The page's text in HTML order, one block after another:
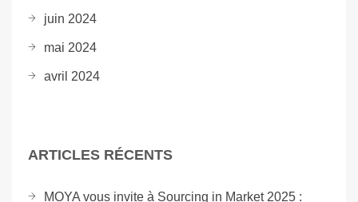
juin 2024
mai 2024
avril 2024
ARTICLES RÉCENTS
MOYA vous invite à Sourcing in Market 2025 :